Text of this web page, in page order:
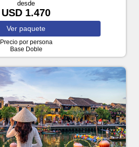
desde
USD 1.470
Ver paquete
Precio por persona
Base Doble